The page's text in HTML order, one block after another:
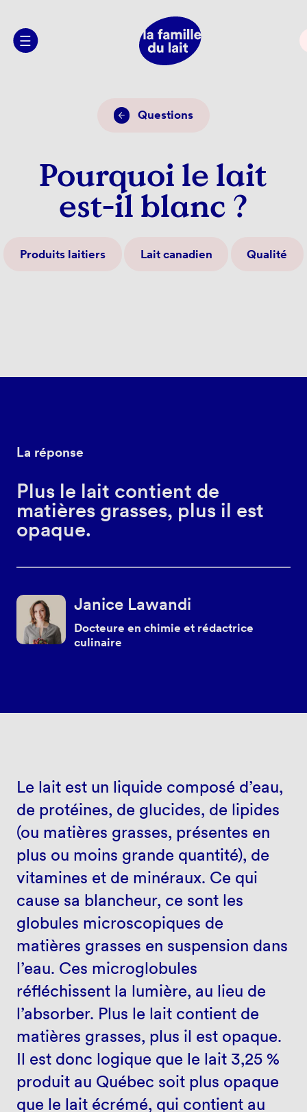
Questions
Pourquoi le lait
est-il blanc ?
Produits laitiers Lait canadien Qualité
La réponse
Plus le lait contient de
matières grasses, plus il est
opaque.
Janice Lawandi
Docteure en chimie et rédactrice
culinaire
Le lait est un liquide composé d’eau,
de protéines, de glucides, de lipides
(ou matières grasses, présentes en
plus ou moins grande quantité), de
vitamines et de minéraux. Ce qui
cause sa blancheur, ce sont les
globules microscopiques de
matières grasses en suspension dans
l’eau. Ces microglobules
réfléchissent la lumière, au lieu de
l’absorber. Plus le lait contient de
matières grasses, plus il est opaque.
Il est donc logique que le lait 3,25 %
produit au Québec soit plus opaque
que le lait écrémé, qui contient au